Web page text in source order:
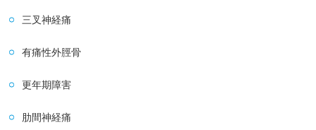
三叉神経痛
有痛性外脛骨
更年期障害
肋間神経痛